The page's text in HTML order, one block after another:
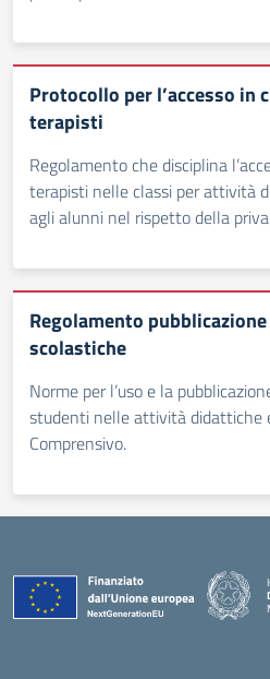
Protocollo per l’accesso in
terapisti
Regolamento che disciplina
terapisti nelle classi per attività
agli alunni nel rispetto della
Regolamento
scolastiche
Norme per l’uso e la
studenti nelle attività didattiche
Comprensivo.